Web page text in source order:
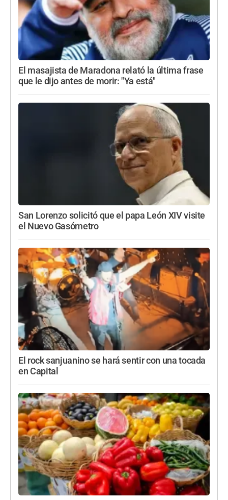
El masajista de Maradona relató la última frase
que le dijo antes de morir: "Ya está"
San Lorenzo solicitó que el papa León XIV visite
el Nuevo Gasómetro
El rock sanjuanino se hará sentir con una tocada
en Capital